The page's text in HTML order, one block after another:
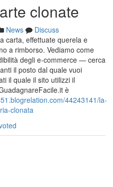
clonate
News
Discuss
carta, effettuate querela e
a rimborso. Vediamo come
degli e-commerce — cerca
il posto dal quale vuoi
il quale il sito utilizzi il
è
44243141/la-
clonata